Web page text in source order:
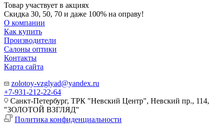
Товар участвует в акциях
Скидка 30, 50, 70 и даже 100% на оправу!
О компании
Как купить
Производители
Салоны оптики
Контакты
Карта сайта
zolotoy-vzglyad@yandex.ru
+7-931-212-22-64
Санкт-Петербург, ТРК "Невский Центр", Невский пр., 114,
"ЗОЛОТОЙ ВЗГЛЯД"
Политика конфиденциальности